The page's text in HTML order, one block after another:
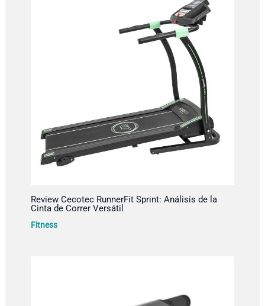
Review Cecotec RunnerFit Sprint: Análisis de la
Cinta de Correr Versátil
Fitness